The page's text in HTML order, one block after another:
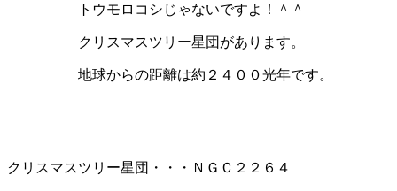
トウモロコシじゃないですよ！＾＾
クリスマスツリー星団があります。
地球からの距離は約２４００光年です。
クリスマスツリー星団・・・ＮＧＣ２２６４